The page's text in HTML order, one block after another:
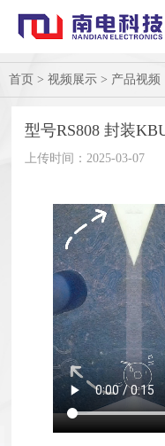
首页 > 视频展示 > 产品视频
型号RS808 封装
上传时间：2025-03-07